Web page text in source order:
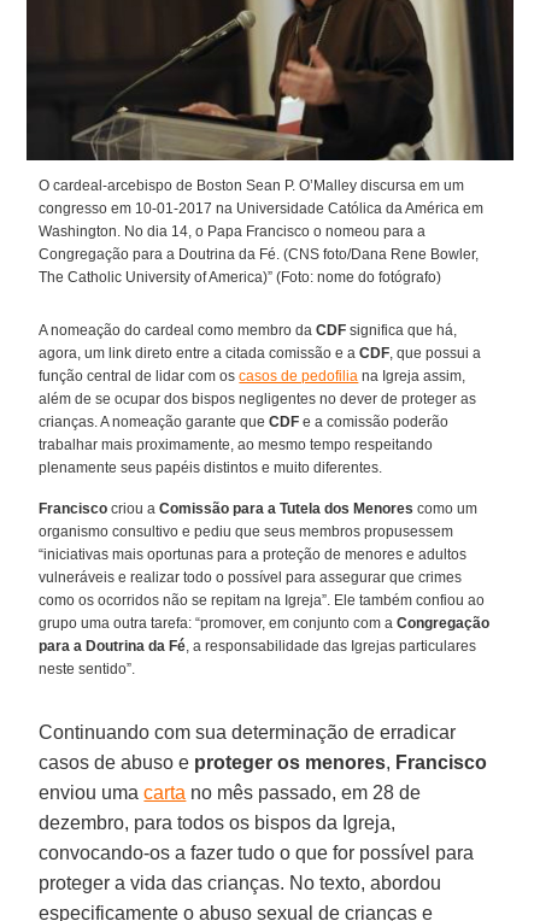
O cardeal-arcebispo de Boston Sean P. O’Malley discursa em um
congresso em 10-01-2017 na Universidade Católica da América em
Washington. No dia 14, o Papa Francisco o nomeou para a
Congregação para a Doutrina da Fé. (CNS foto/Dana Rene Bowler,
The Catholic University of America)” (Foto: nome do fotógrafo)
A nomeação do cardeal como membro daCDF significa que há,
agora, um link direto entre a citada comissão e aCDF, que possui a
função central de lidar com oscasos de pedofilia na Igreja assim,
além de se ocupar dos bispos negligentes no dever de proteger as
crianças. A nomeação garante queCDF e a comissão poderão
trabalhar mais proximamente, ao mesmo tempo respeitando
plenamente seus papéis distintos e muito diferentes.
Francisco criou aComissão para a Tutela dos Menores como um
organismo consultivo e pediu que seus membros propusessem
“iniciativas mais oportunas para a proteção de menores e adultos
vulneráveis e realizar todo o possível para assegurar que crimes
como os ocorridos não se repitam na Igreja”. Ele também confiou ao
grupo uma outra tarefa: “promover, em conjunto com aCongregação
para a Doutrina da Fé, a responsabilidade das Igrejas particulares
neste sentido”.
Continuando com sua determinação de erradicar
casos de abuso e proteger os menores, Francisco
enviou umacarta no mês passado, em 28 de
dezembro, para todos os bispos da Igreja,
convocando-os a fazer tudo o que for possível para
proteger a vida das crianças. No texto, abordou
especificamente o abuso sexual de crianças e